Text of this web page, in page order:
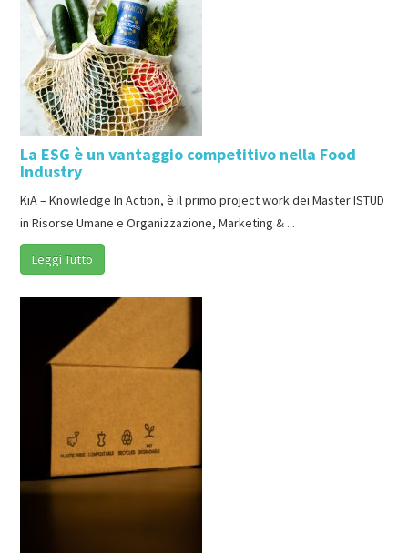
La ESG è un vantaggio competitivo nella Food
Industry
KiA – Knowledge In Action, è il primo project work dei Master ISTUD
in Risorse Umane e Organizzazione, Marketing & ...
Leggi Tutto